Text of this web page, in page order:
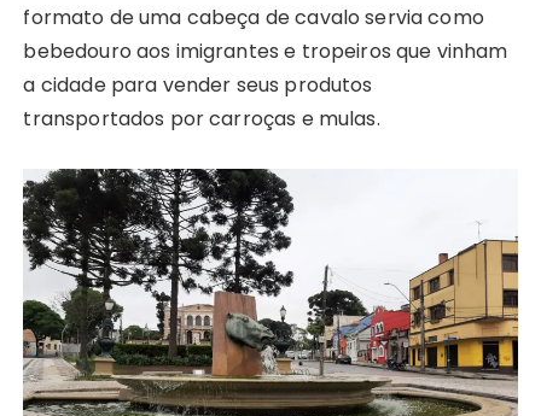
formato de uma cabeça de cavalo servia como
bebedouro aos imigrantes e tropeiros que vinham
a cidade para vender seus produtos
transportados por carroças e mulas.